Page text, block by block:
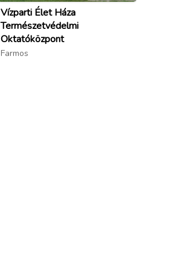
Vízparti Élet Háza
Természetvédelmi
Oktatóközpont
Farmos